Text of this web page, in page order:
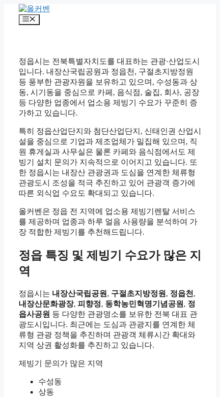
메
정읍시는 전북특별자치도를 대표하는 관광·산업도시
입니다. 내장산국립공원과 정읍천, 구절초지방정원
등 풍부한 관광자원을 보유하고 있으며, 수성동과 상
동, 시기동을 중심으로 카페, 음식점, 술집, 회사, 공장
등 다양한 업종에서 업소용 제빙기 수요가 꾸준히 증
가하고 있습니다.
특히 정읍산업단지와 첨단산업단지, 신태인권 산업시
설을 중심으로 기업과 제조업체가 밀집해 있으며, 직
원 휴게실과 사무실은 물론 카페와 음식점에서도 제
빙기 설치 문의가 지속적으로 이어지고 있습니다. 또
한 정읍시는 내장산 관광권과 도심을 연계한 체류형
관광도시 조성을 적극 추진하고 있어 관광객 증가에
따른 외식업 수요도 확대되고 있습니다.
올커벤은 정읍 전 지역에 업소용 제빙기렌탈 서비스
를 제공하며 업종과 하루 얼음 사용량을 분석하여 가
장 적합한 제빙기를 추천해드립니다.
정읍 특징 및 제빙기 수요가 많은 지
역
정읍시는 내장산국립공원 , 구절초지방정원 , 정읍천 ,
내장산문화광장, 피향정, 동학농민혁명기념공원 , 정
읍사공원 등 다양한 관광명소를 보유한 전북 대표 관
광도시입니다. 최근에는 도심과 관광지를 연계한 체
류형 관광 정책을 추진하며 관광객 체류시간 확대와
지역 상권 활성화를 추진하고 있습니다.
제빙기 문의가 많은 지역
수성동
상동